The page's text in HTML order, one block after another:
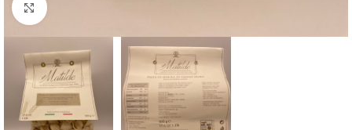
Clicca per ingrandire